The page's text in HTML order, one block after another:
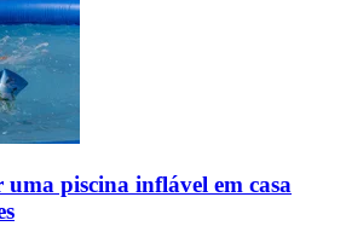
uma piscina inflável em casa